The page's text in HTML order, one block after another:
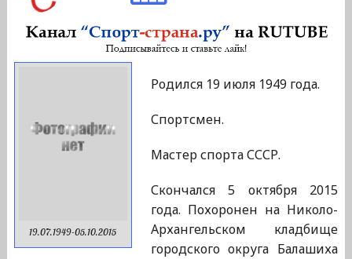
19.07.1949-05.10.2015
Родился 19 июля 1949 года.
Спортсмен.
Мастер спорта СССР.
Скончался 5 октября 2015
года. Похоронен на Николо-
Архангельском кладбище
городского округа Балашиха